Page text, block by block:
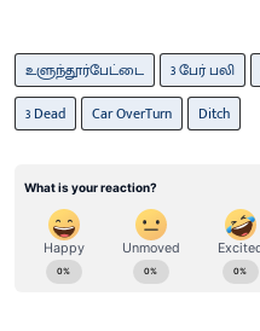
உளுந்தூர்பேட்டை 3 பேர் பலி
3 Dead
Car OverTurn Ditch